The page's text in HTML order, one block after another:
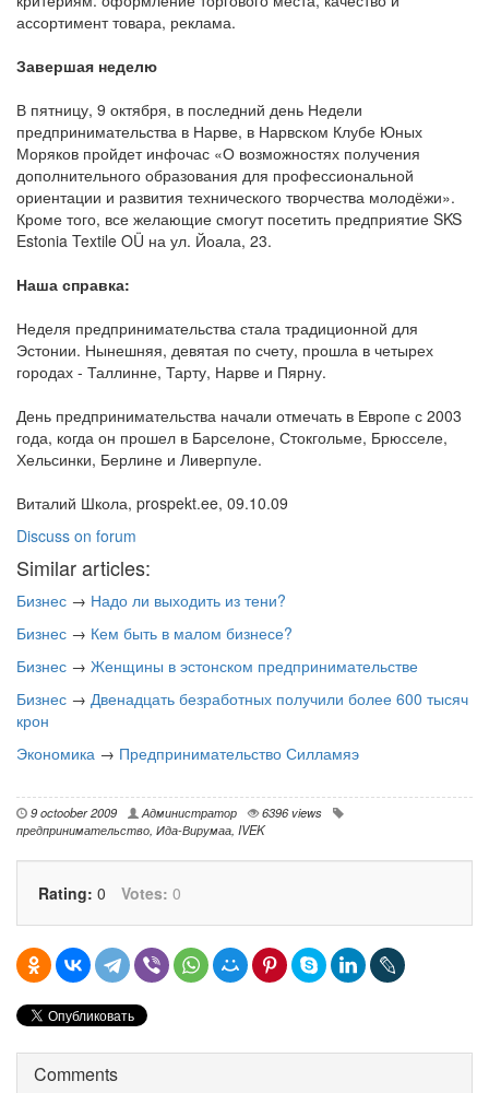
ассортимент товара, реклама.
Завершая неделю
В пятницу, 9 октября, в последний день Недели
предпринимательства в Нарве, в Нарвском Клубе Юных
Моряков пройдет инфочас «О возможностях получения
дополнительного образования для профессиональной
ориентации и развития технического творчества молодёжи».
Кроме того, все желающие смогут посетить предприятие SKS
Estonia Textile OÜ на ул. Йоала, 23.
Наша справка:
Неделя предпринимательства стала традиционной для
Эстонии. Нынешняя, девятая по счету, прошла в четырех
городах - Таллинне, Тарту, Нарве и Пярну.
День предпринимательства начали отмечать в Европе с 2003
года, когда он прошел в Барселоне, Стокгольме, Брюсселе,
Хельсинки, Берлине и Ливерпуле.
Виталий Школа, prospekt.ee, 09.10.09
Discuss on forum
Similar articles:
Бизнес → Надо ли выходить из тени?
Бизнес → Кем быть в малом бизнесе?
Бизнес → Женщины в эстонском предпринимательстве
Бизнес → Двенадцать безработных получили более 600 тысяч
крон
Экономика → Предпринимательство Силламяэ
9 octoober 2009 Администратор
6396 views
предпринимательство, Ида-Вирумаа, IVEK
Rating: 0 Votes: 0
Comments